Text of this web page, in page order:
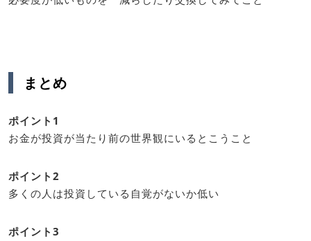
まとめ
ポイント1
お金が投資が当たり前の世界観にいるとこうこと
ポイント2
多くの人は投資している自覚がないか低い
ポイント3